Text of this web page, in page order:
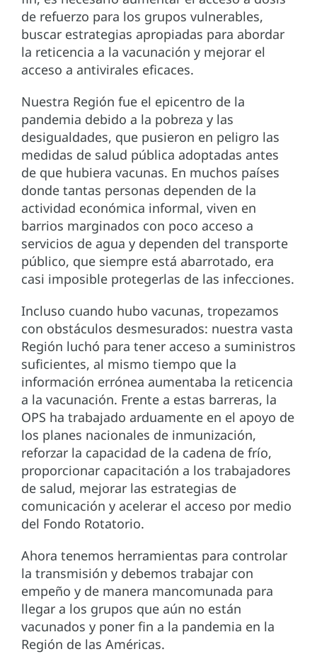
de refuerzo para los grupos vulnerables,
buscar estrategias apropiadas para abordar
la reticencia a la vacunación y mejorar el
acceso a antivirales eficaces.
Nuestra Región fue el epicentro de la
pandemia debido a la pobreza y las
desigualdades, que pusieron en peligro las
medidas de salud pública adoptadas antes
de que hubiera vacunas. En muchos países
donde tantas personas dependen de la
actividad económica informal, viven en
barrios marginados con poco acceso a
servicios de agua y dependen del transporte
público, que siempre está abarrotado, era
casi imposible protegerlas de las infecciones.
Incluso cuando hubo vacunas, tropezamos
con obstáculos desmesurados: nuestra vasta
Región luchó para tener acceso a suministros
suficientes, al mismo tiempo que la
información errónea aumentaba la reticencia
a la vacunación. Frente a estas barreras, la
OPS ha trabajado arduamente en el apoyo de
los planes nacionales de inmunización,
reforzar la capacidad de la cadena de frío,
proporcionar capacitación a los trabajadores
de salud, mejorar las estrategias de
comunicación y acelerar el acceso por medio
del Fondo Rotatorio.
Ahora tenemos herramientas para controlar
la transmisión y debemos trabajar con
empeño y de manera mancomunada para
llegar a los grupos que aún no están
vacunados y poner fin a la pandemia en la
Región de las Américas.